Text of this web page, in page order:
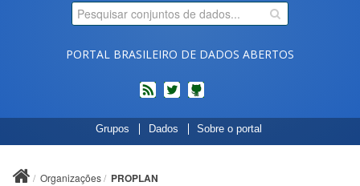
Legislação
PORTAL BRASILEIRO DE DADOS ABERTOS
feed twitterCódigos
fonte
de
Grupos Dados Sobre o portal
Organizações PROPLAN